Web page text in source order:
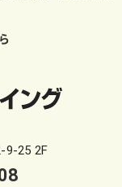
9-25 2F